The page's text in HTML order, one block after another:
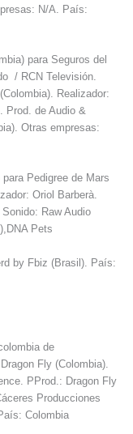
N/A. País:
para Seguros del
/ RCN Televisión.
Realizador:
Prod. de Audio &
Otras empresas:
Pedigree de Mars
Oriol Barberà.
Raw Audio
Pets
by Fbiz (Brasil). País:
de
Fly (Colombia).
PProd.: Dragon Fly
Producciones
Colombia